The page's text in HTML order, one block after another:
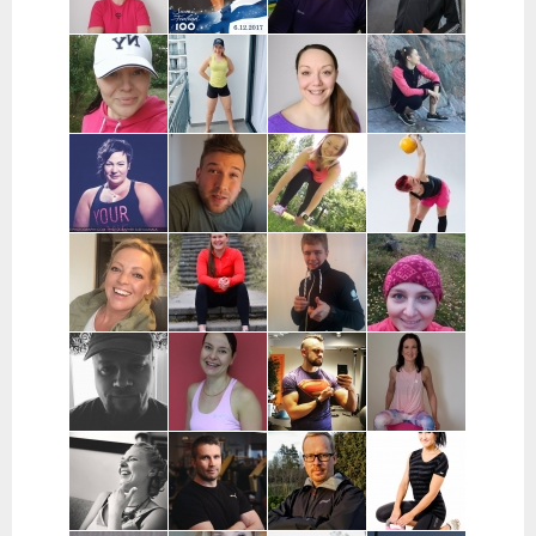
Samuli Lätti |
Oulu
Agnieszka
Jonczyk |
Hämeenlinna
Anu Keskitalo
| Oulu
Heta Kurko |
Jyväskylä,
Vaajakoski
Päivi Griffin |
Jyväskylä,
Muurame,
Äänekoski
Sinnasport |
Helsinki,
Espoo, Turku,
Raisio,
Naantali
Annina Kaija |
Helsinki,
Espoo, Vantaa
Jaana Wuoma
| Helsinki,
Espoo, Vantaa
Riikka Harjula
| Tampere,
Nokia
Jani Rantala |
Turku,
Naantali,
Raisio
Hanne
Tuominiemi |
Vantaa,
pääkaupunkiseutu
Sari Dahlsten
| Pohjanmaa
Anette Huila |
Turku,
Kaarina,
Raisio,
Naantali,
Parainen
Amanda Silver |
Tuusula,
pääkaupunkiseutu
Arttu
Pakkanen |
Kouvola ja
lähialueet
Katja Kataja |
Laitila,
Uusikaupunki,
Mynämäki
Janne Mattila
Tiina Ekman |
Tampere,
Kangasala,
Pirkanmaa
Tommi Juvenius |
Pääkaupunkiseutu,
Etävalmennus
Personal
Trainer Rauna
Poutanen |
Tampere,
Nokia,